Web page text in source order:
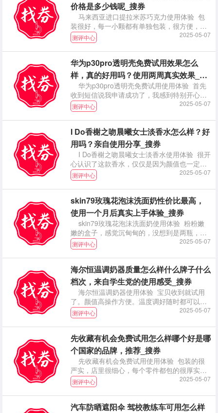
价格是多少钱呢_搜券
马来西亚进口提拉米苏巧克力使用体验 包
装很好，每一小颗都有单独包装，很方便，可
以放在包包里
测评中心 2025-05-07
华为p30pro透明壳免费试用效果怎么
样，真的好用吗？使用两周真实效果_搜
华为p30pro透明壳免费试用使用体验 首先
收到短信说我申请成功了，我感到特别开心，
因为我
测评中心 2025-05-07
I Do香榭之吻晨曦女士淡香水怎么样？好
用吗？亲自使用分享_搜券
I Do香榭之吻晨曦女士淡香水使用体验 很开
心认识了这款香水，仅仅是因为颜值也一定会
购入的
测评中心 2025-05-07
skin79玫瑰花泡沫洗面奶性价比最高，
使用一个月后真实上手体验_搜券
skin79玫瑰花泡沫洗面奶使用体验 粉粉嫩
嫩的盒子，感觉沉甸甸的，没想到是两瓶，也
是很惊
测评中心 2025-05-07
海尔恒温调奶器质量怎么样什么牌子什么
档次，来自学生党的使用感受_搜券
海尔恒温调奶器使用体验 宝贝收到就试用
了。颜值高操作方便。温度调好随时都可以给
娃冲奶粉，不
测评中心 2025-05-07
先收藏有机会免费试用怎么样哪个好是哪
个国家的品牌，推荐_搜券
先收藏有机会免费试用使用体验 包装的很
严实，店里很细心，每个零件都包的很厚实，
都有做保护措
测评中心 2025-05-07
汽车防晒遮阳伞 驾校教练车可用怎么样